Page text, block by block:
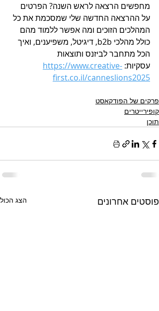
מחפשים הרצאה לראש השנה? הפרטים
על ההרצאה החדשה שלי שמסכמת את כל
המהלכים הזוכים ומה אפשר ללמוד מהם
כולל מהלכי b2b, דיגיטל, משפיענים, ואיך
הכל מתחבר לביזנס ותוצאות
עסקיות: https://www.creative-
first.co.il/canneslions2025
פרקים של הפודקאסט
קופירייטרים
תוכן
פוסטים אחרונים הצג הכול